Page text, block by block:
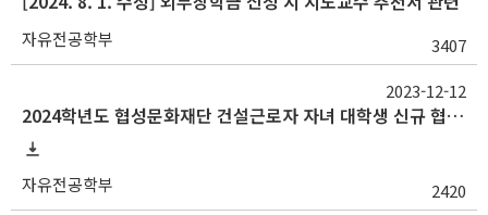
자유전공학부 3407
2024학년도 협성문화재단 건설근로자 자녀 대학생 신규 협성장학생 선발 안내(~1/8)
자유전공학부 2420
2023-12-12